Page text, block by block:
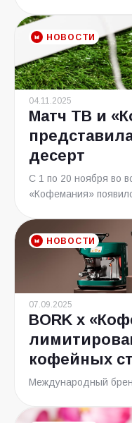
НОВОСТИ
04.11.2025
Матч ТВ и
десерт
С 1 по 20 ноября во
«Кофемания»
НОВОСТИ
07.09.2025
BORK x
кофейных
Международный